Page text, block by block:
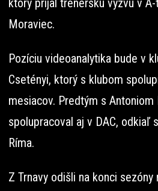
ktorý prijal trénerskú výzvu v
Moraviec.
Pozíciu videoanalytika bude v
Csetényi, ktorý s klubom
mesiacov. Predtým s Antoniom
spolupracoval aj v DAC, odkiaľ
Ríma.
Z Trnavy odišli na konci sezóny